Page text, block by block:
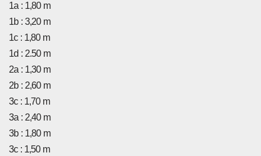
1a : 1,80 m
1b : 3,20 m
1c : 1,80 m
1d : 2.50 m
2a : 1,30 m
2b : 2,60 m
3c : 1,70 m
3a : 2,40 m
3b : 1,80 m
3c : 1,50 m